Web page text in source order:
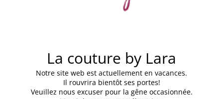
La couture by Lara
Notre site web est actuellement en vacances.
Il rouvrira bientôt ses portes!
Veuillez nous excuser pour la gêne occasionnée.